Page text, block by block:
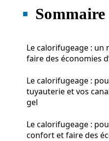
Sommaire
Le calorifugeage : un
faire des économies
Le calorifugeage :
tuyauterie et vos
gel
Le calorifugeage :
confort et faire des